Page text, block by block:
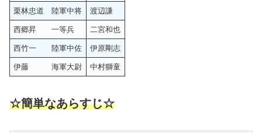
栗林忠道 陸軍中将 渡辺謙
西郷昇 一等兵 二宮和也
西竹一 陸軍中佐 伊原剛志
伊藤 海軍大尉 中村獅童
☆簡単なあらすじ☆